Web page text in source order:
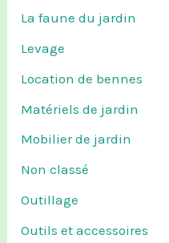
La faune du jardin
Levage
Location de bennes
Matériels de jardin
Mobilier de jardin
Non classé
Outillage
Outils et accessoires